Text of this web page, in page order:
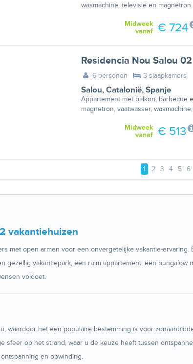
wasmachine, televisie en magnetron.
Midweek
vanaf
€ 724
Residencia Nou Salou 02
6 personen 3 slaapkamers
Salou, Catalonië, Spanje
Appartement met balkon, barbecue
magnetron, vaatwasser,
Midweek
vanaf
€ 513
1 2 3 4 5 6
vakantiehuizen
met open armen voor een onvergetelijke vakantie-ervaring.
gezellig vakantiepark, een ruim appartement, een bungalow
voldoet.
waardoor het een populaire bestemming is voor
sfeer op het strand, waar u de keuze heeft tussen
en opwinding.